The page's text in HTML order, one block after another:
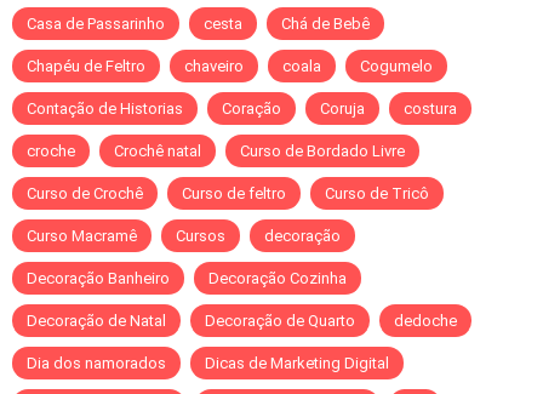
Casa de Passarinho cesta Chá de Bebê
Chapéu de Feltro chaveiro coala Cogumelo
Contação de Historias Coração Coruja costura
croche Crochê natal Curso de Bordado Livre
Curso de Crochê Curso de feltro Curso de Tricô
Curso Macramê Cursos decoração
Decoração Banheiro Decoração Cozinha
Decoração de Natal Decoração de Quarto dedoche
Dia dos namorados Dicas de Marketing Digital